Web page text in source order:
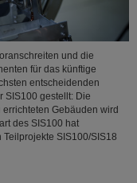
und die
für das künftige
entscheidenden
SIS100 gestellt: Die
Gebäuden wird
des SIS100 hat
SIS100/SIS18